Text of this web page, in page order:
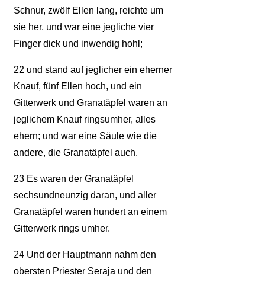
Schnur, zwölf Ellen lang, reichte um
sie her, und war eine jegliche vier
Finger dick und inwendig hohl;
22 und stand auf jeglicher ein eherner
Knauf, fünf Ellen hoch, und ein
Gitterwerk und Granatäpfel waren an
jeglichem Knauf ringsumher, alles
ehern; und war eine Säule wie die
andere, die Granatäpfel auch.
23Es waren der Granatäpfel
sechsundneunzig daran, und aller
Granatäpfel waren hundert an einem
Gitterwerk rings umher.
24Und der Hauptmann nahm den
obersten Priester Seraja und den